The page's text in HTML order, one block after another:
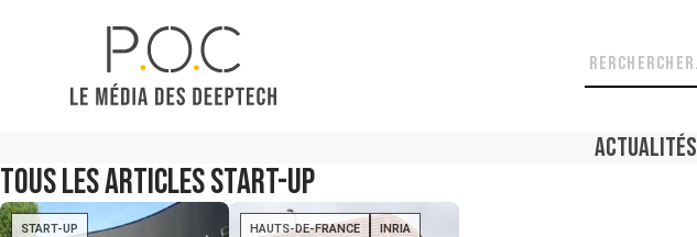
Actualités
Tous les articlesStart-up
START-UP HAUTS-DE-FRANCE INRIA